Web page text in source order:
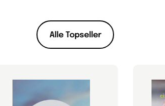
Alle Topseller